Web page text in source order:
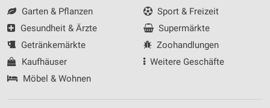
Garten & Pflanzen
Gesundheit & Ärzte
Getränkemärkte
Kaufhäuser
Möbel & Wohnen
Sport & Freizeit
Supermärkte
Zoohandlungen
Weitere Geschäfte